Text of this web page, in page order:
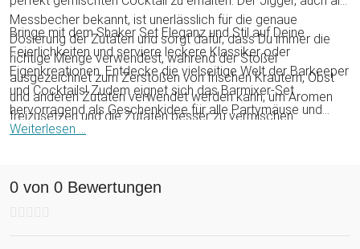
Messbecher bekannt, ist unerlässlich für die genaue
Dosierung der Zutaten und sorgt dafür, dass Du immer die
richtige Menge verwendest, während der Stößel
ausgezeichnet zum Zerstoßen von frischen Kräutern, Obst
und anderen Zutaten verwendet werden kann, um Aromen
freizusetzen und die Zutaten besser zu vermischen.
Bringe mit dem Shaker Set Eleganz und Stil auf Deine
Feierlichkeiten und serviere leckere Klassiker oder
Eigenkreationen. Entdecke die vielseitige Welt der Barkeeper
und Cocktails! Zudem eignet sich das Barmixer-Set
hervorragend als Geschenkidee für alle Partymäuse und
Schleckermäulchen, die zu einem köstlichen Cocktail nie nein
Silvester!
Weiterlesen ...
0 von 0 Bewertungen